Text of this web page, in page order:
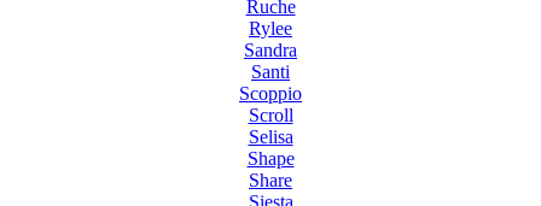
Ruche
Rylee
Sandra
Santi
Scoppio
Scroll
Selisa
Shape
Share
Siesta